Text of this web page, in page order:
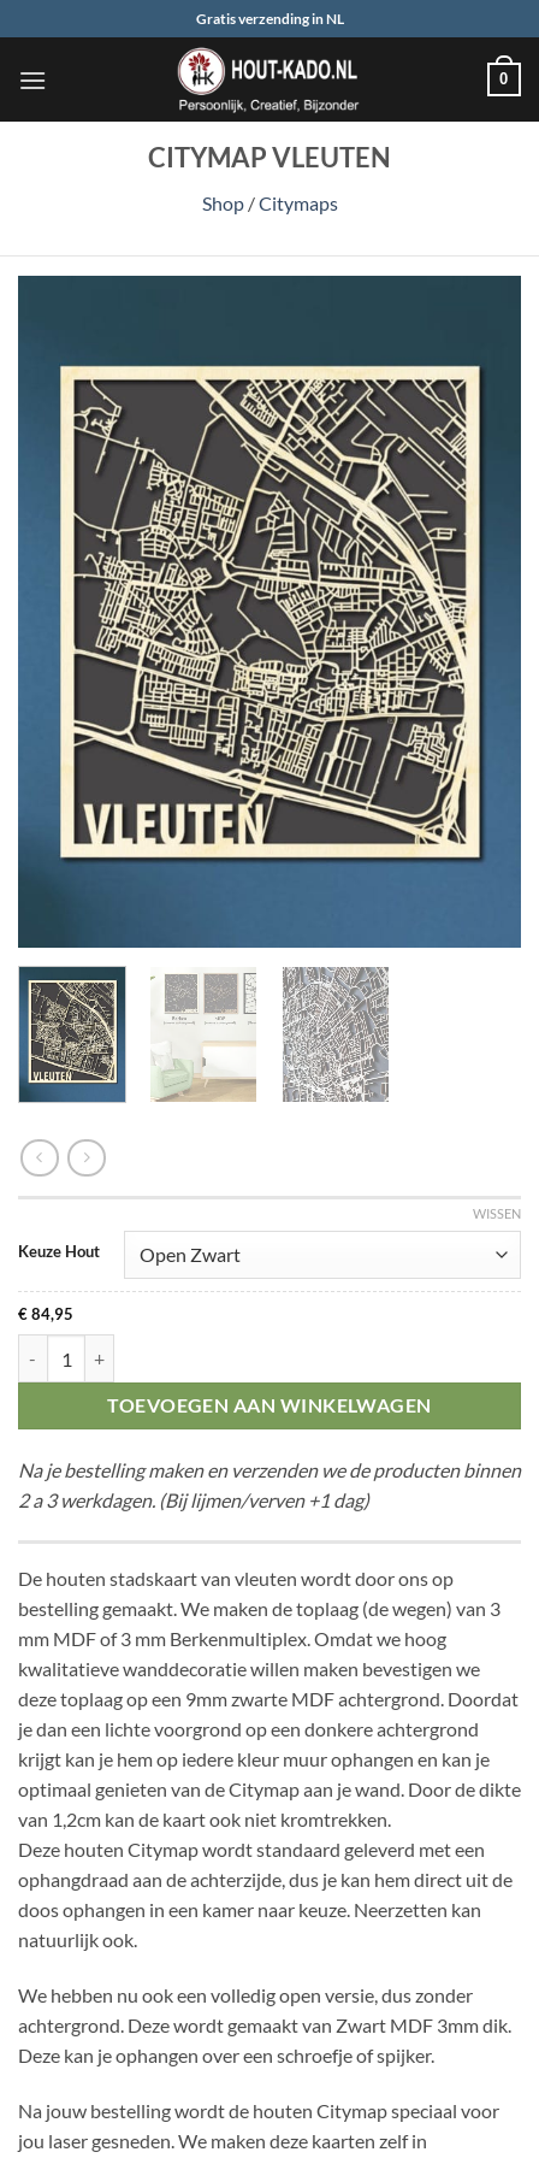
naar
inhoud
Gratis verzending in NL
0
CITYMAP VLEUTEN
Shop /Citymaps
Keuze Hout
WISSEN
€84,95
TOEVOEGEN AAN WINKELWAGEN
Na je bestelling maken en verzenden we de producten binnen
2 a 3 werkdagen. (Bij lijmen/verven +1 dag)
De houten stadskaart van vleuten wordt door ons op
bestelling gemaakt. We maken de toplaag (de wegen) van 3
mm MDF of 3 mm Berkenmultiplex. Omdat we hoog
kwalitatieve wanddecoratie willen maken bevestigen we
deze toplaag op een 9mm zwarte MDF achtergrond. Doordat
je dan een lichte voorgrond op een donkere achtergrond
krijgt kan je hem op iedere kleur muur ophangen en kan je
optimaal genieten van de Citymap aan je wand. Door de dikte
van 1,2cm kan de kaart ook niet kromtrekken.
Deze houten Citymap wordt standaard geleverd met een
ophangdraad aan de achterzijde, dus je kan hem direct uit de
doos ophangen in een kamer naar keuze. Neerzetten kan
natuurlijk ook.
We hebben nu ook een volledig open versie, dus zonder
achtergrond. Deze wordt gemaakt van Zwart MDF 3mm dik.
Deze kan je ophangen over een schroefje of spijker.
Na jouw bestelling wordt de houten Citymap speciaal voor
jou laser gesneden. We maken deze kaarten zelf in